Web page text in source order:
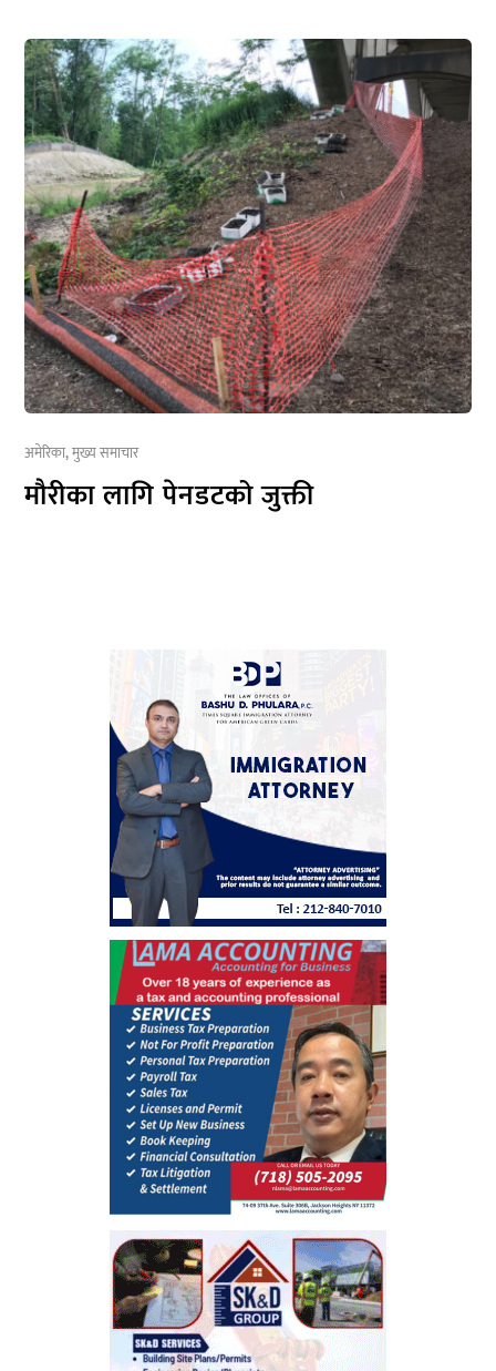
अमेरिका,मुख्य समाचार
मौरीका लागि पेनडटको जुक्ती